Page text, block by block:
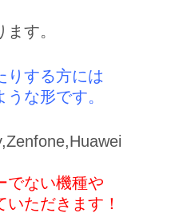
す。
りする方には
な形です。
でない機種や
ただきます！